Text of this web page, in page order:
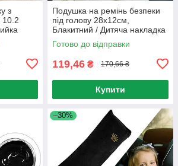
з
10.2
для
Подушка на ремінь безпеки
під голову 28х12см,
Блакитний / Дитяча накладка
на ремінь / Подушка адаптер
Готово до відправки
119,46 ₴ 170,66 ₴
Купити
–30%